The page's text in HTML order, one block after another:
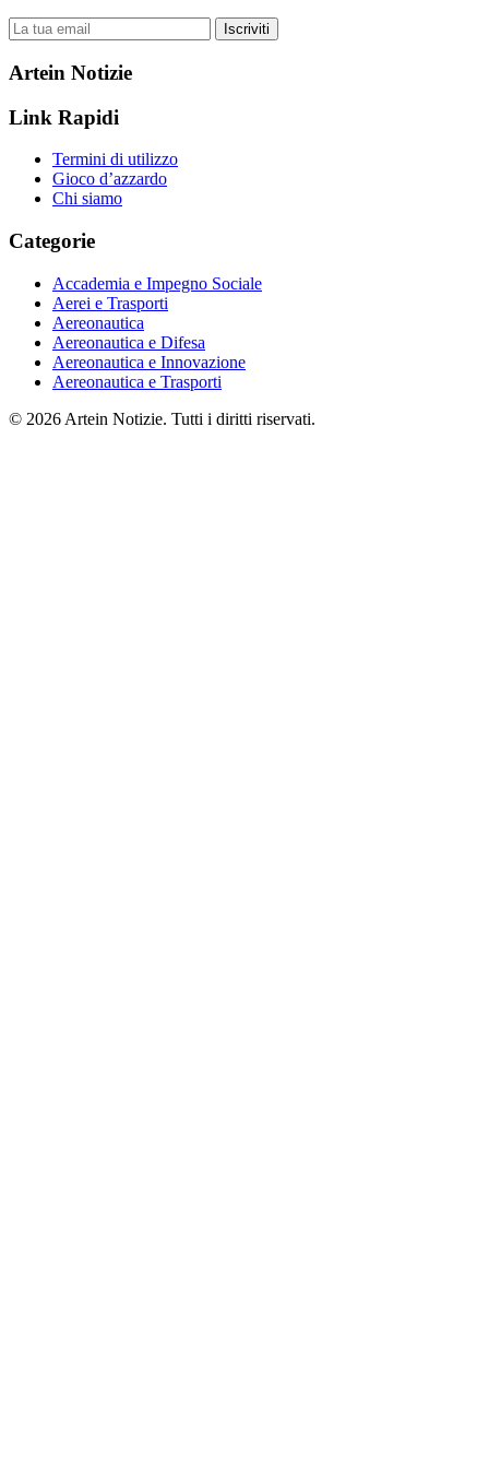
Iscriviti
Artein Notizie
Link Rapidi
Termini di utilizzo
Gioco d’azzardo
Chi siamo
Categorie
Accademia e Impegno Sociale
Aerei e Trasporti
Aereonautica
Aereonautica e Difesa
Aereonautica e Innovazione
Aereonautica e Trasporti
© 2026 Artein Notizie. Tutti i diritti riservati.